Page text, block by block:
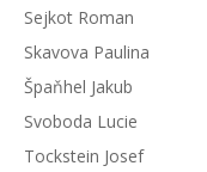
Sejkot Roman
Skavova Paulina
Špaňhel Jakub
Svoboda Lucie
Tockstein Josef